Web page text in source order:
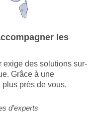
les
exige des solutions sur-
Grâce à une
près de vous,
d'experts